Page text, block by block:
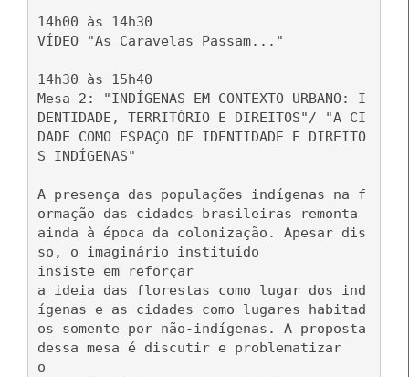
14h00 às 14h30
VÍDEO "As Caravelas Passam..."
14h30 às 15h40
Mesa 2: "INDÍGENAS EM CONTEXTO URBANO: I
DENTIDADE, TERRITÓRIO E DIREITOS"/ "A CI
DADE COMO ESPAÇO DE IDENTIDADE E DIREITO
S INDÍGENAS"
A presença das populações indígenas na f
ormação das cidades brasileiras remonta
ainda à época da colonização. Apesar dis
so, o imaginário instituído
insiste em reforçar
a ideia das florestas como lugar dos ind
ígenas e as cidades como lugares habitad
os somente por não-indígenas. A proposta
dessa mesa é discutir e problematizar
o